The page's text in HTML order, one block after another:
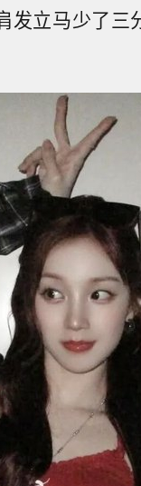
发立马少了